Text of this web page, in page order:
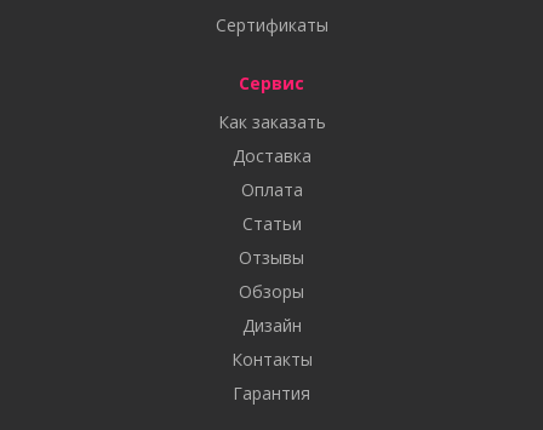
Сертификаты
Сервис
Как заказать
Доставка
Оплата
Статьи
Отзывы
Обзоры
Дизайн
Контакты
Гарантия